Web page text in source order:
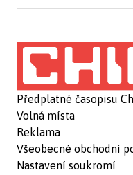
Předplatné časopisu
Volná místa
Reklama
Všeobecné obchodní
Nastavení soukromí